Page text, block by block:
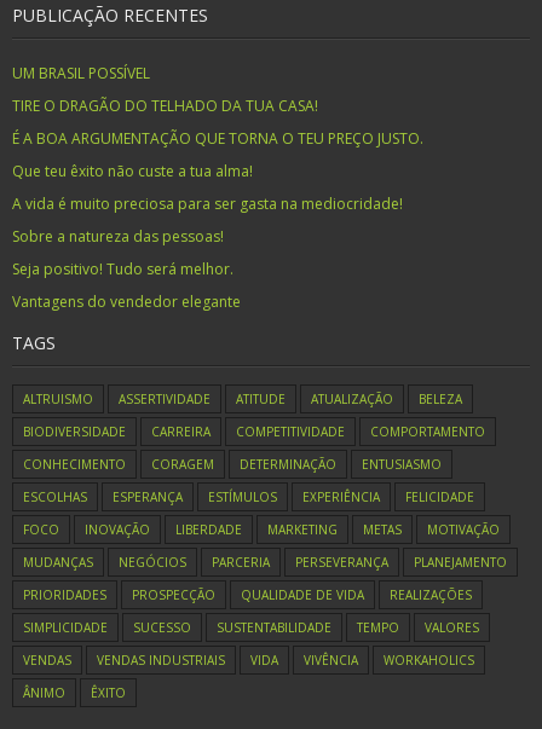
PUBLICAÇÃO RECENTES
UM BRASIL POSSÍVEL
TIRE O DRAGÃO DO TELHADO DA TUA CASA!
É A BOA ARGUMENTAÇÃO QUE TORNA O TEU PREÇO JUSTO.
Que teu êxito não custe a tua alma!
A vida é muito preciosa para ser gasta na mediocridade!
Sobre a natureza das pessoas!
Seja positivo! Tudo será melhor.
Vantagens do vendedor elegante
TAGS
ALTRUISMO ASSERTIVIDADE ATITUDE ATUALIZAÇÃO
BELEZA
BIODIVERSIDADE
CARREIRA COMPETITIVIDADE
COMPORTAMENTO
CONHECIMENTO
CORAGEM DETERMINAÇÃO
ENTUSIASMO
ESCOLHAS
ESPERANÇA ESTÍMULOS EXPERIÊNCIA
FELICIDADE
FOCO
INOVAÇÃO LIBERDADE MARKETING METAS
MOTIVAÇÃO
MUDANÇAS
NEGÓCIOS PARCERIA PERSEVERANÇA
PLANEJAMENTO
PRIORIDADES
PROSPECÇÃO QUALIDADE DE VIDA
REALIZAÇÕES
SIMPLICIDADE
SUCESSO SUSTENTABILIDADE TEMPO
VALORES
VENDAS
VENDAS INDUSTRIAIS VIDA VIVÊNCIA
WORKAHOLICS
ÂNIMO
ÊXITO